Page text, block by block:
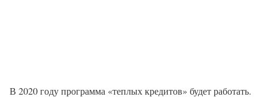
В 2020 году программа «теплых кредитов» будет работать.